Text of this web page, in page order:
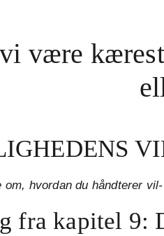
være
om, hvordan du håndterer
fra kapitel 9: